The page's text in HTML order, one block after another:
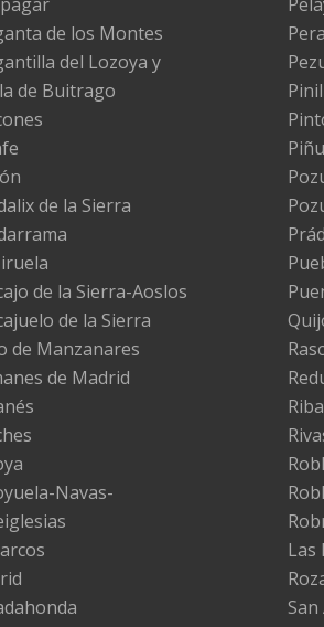
de los Montes
del Lozoya y
de Buitrago
de la Sierra
de la Sierra-Aoslos
de la Sierra
de Manzanares
de Madrid
Navas-
Las